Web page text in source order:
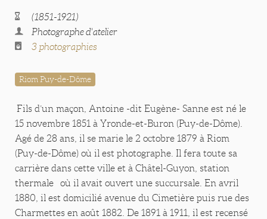
(1851-1921)
Photographe d'atelier
3 photographies
Riom Puy-de-Dôme
Fils d’un maçon, Antoine -dit Eugène- Sanne est né le
15 novembre 1851 à Yronde-et-Buron (Puy-de-Dôme).
Agé de 28 ans, il se marie le 2 octobre 1879 à Riom
(Puy-de-Dôme) où il est photographe. Il fera toute sa
carrière dans cette ville et à Châtel-Guyon, station
thermale où il avait ouvert une succursale. En avril
1880, il est domicilié avenue du Cimetière puis rue des
Charmettes en août 1882. De 1891 à 1911, il est recensé